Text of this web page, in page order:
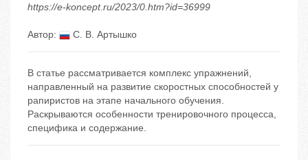
https://e-koncept.ru/2023/0.htm?id=36999
Автор: С. В. Артышко
В статье рассматривается комплекс упражнений,
направленный на развитие скоростных способностей у
рапиристов на этапе начального обучения.
Раскрываются особенности тренировочного процесса,
специфика и содержание.